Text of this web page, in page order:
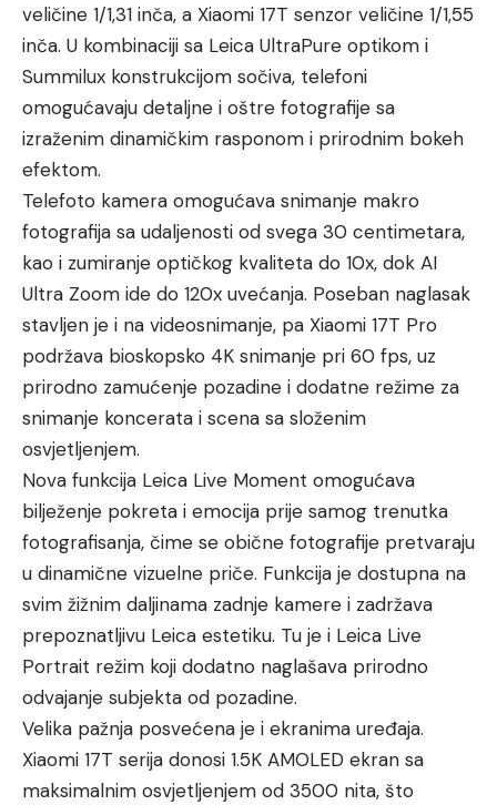
veličine 1/1,31 inča, a Xiaomi 17T senzor veličine 1/1,55
inča. U kombinaciji sa Leica UltraPure optikom i
Summilux konstrukcijom sočiva, telefoni
omogućavaju detaljne i oštre fotografije sa
izraženim dinamičkim rasponom i prirodnim bokeh
efektom.
Telefoto kamera omogućava snimanje makro
fotografija sa udaljenosti od svega 30 centimetara,
kao i zumiranje optičkog kvaliteta do 10x, dok AI
Ultra Zoom ide do 120x uvećanja. Poseban naglasak
stavljen je i na videosnimanje, pa Xiaomi 17T Pro
podržava bioskopsko 4K snimanje pri 60 fps, uz
prirodno zamućenje pozadine i dodatne režime za
snimanje koncerata i scena sa složenim
osvjetljenjem.
Nova funkcija Leica Live Moment omogućava
bilježenje pokreta i emocija prije samog trenutka
fotografisanja, čime se obične fotografije pretvaraju
u dinamične vizuelne priče. Funkcija je dostupna na
svim žižnim daljinama zadnje kamere i zadržava
prepoznatljivu Leica estetiku. Tu je i Leica Live
Portrait režim koji dodatno naglašava prirodno
odvajanje subjekta od pozadine.
Velika pažnja posvećena je i ekranima uređaja.
Xiaomi 17T serija donosi 1.5K AMOLED ekran sa
maksimalnim osvjetljenjem od 3500 nita, što